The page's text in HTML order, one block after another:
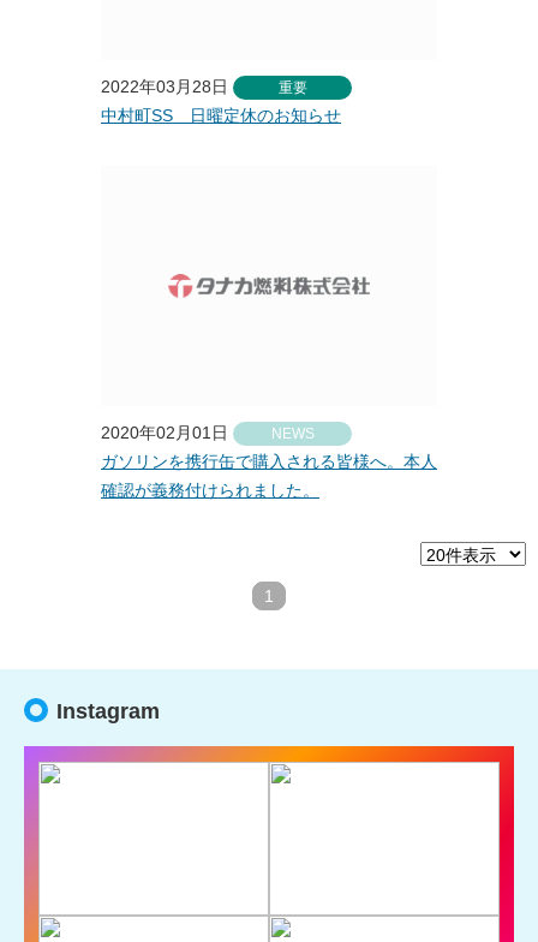
2022年03月28日 重要
中村町SS 日曜定休のお知らせ
2020年02月01日 NEWS
ガソリンを携行缶で購入される皆様へ。本人
確認が義務付けられました。
1
Instagram